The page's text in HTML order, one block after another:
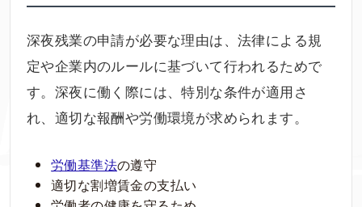
深夜残業の申請が必要な理由は、法律による規
定や企業内のルールに基づいて行われるためで
す。深夜に働く際には、特別な条件が適用さ
れ、適切な報酬や労働環境が求められます。
労働基準法の遵守
適切な割増賃金の支払い